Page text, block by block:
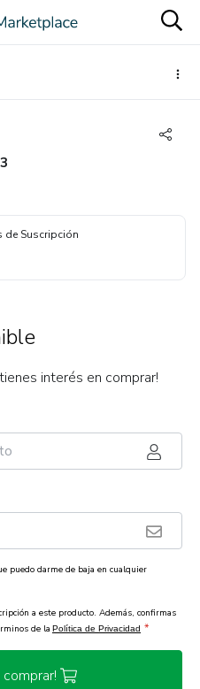
de Suscripción
interés en comprar!
puedo darme de baja en cualquier
a este producto. Además, confirmas
de la Política de Privacidad *
comprar!